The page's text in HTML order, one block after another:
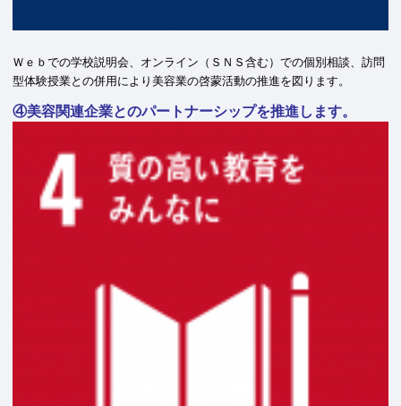
Ｗｅｂでの学校説明会、オンライン（ＳＮＳ含む）での個別相談、訪問
型体験授業との併用により美容業の啓蒙活動の推進を図ります。
④美容関連企業とのパートナーシップを推進します。